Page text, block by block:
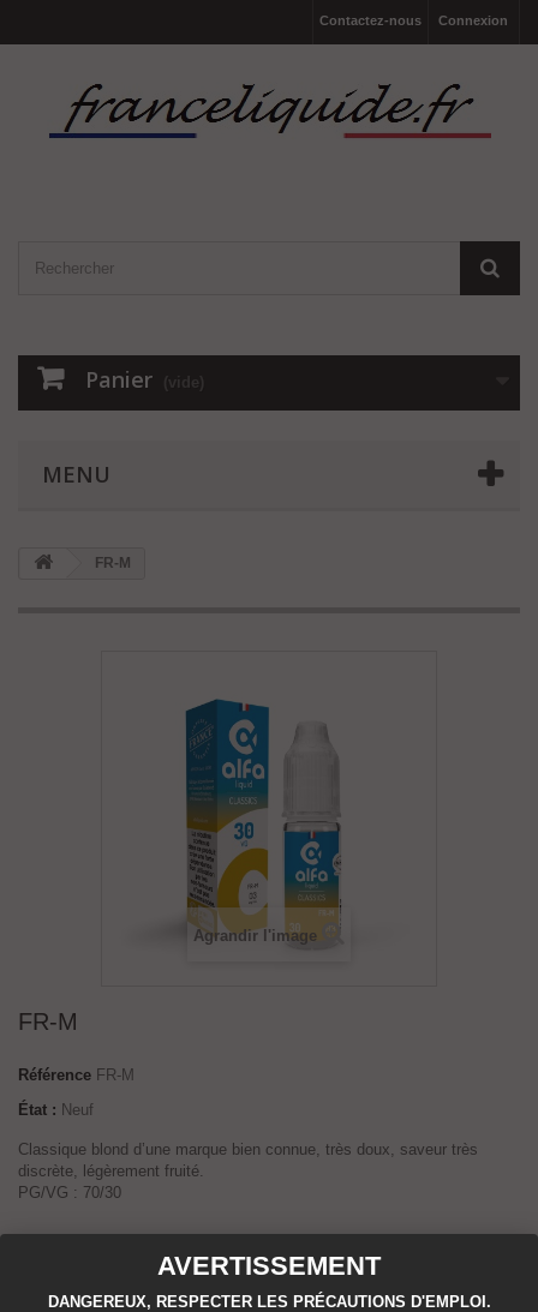
Connexion
Contactez-nous
Panier (vide)
MENU
FR-M
Agrandir l'image
FR-M
Référence FR-M
État : Neuf
Classique blond d’une marque bien connue, très doux, saveur très
discrète, légèrement fruité.
PG/VG : 70/30
Tweet Partager Google+ Pinterest
AVERTISSEMENT
DANGEREUX, RESPECTER LES PRÉCAUTIONS D'EMPLOI.